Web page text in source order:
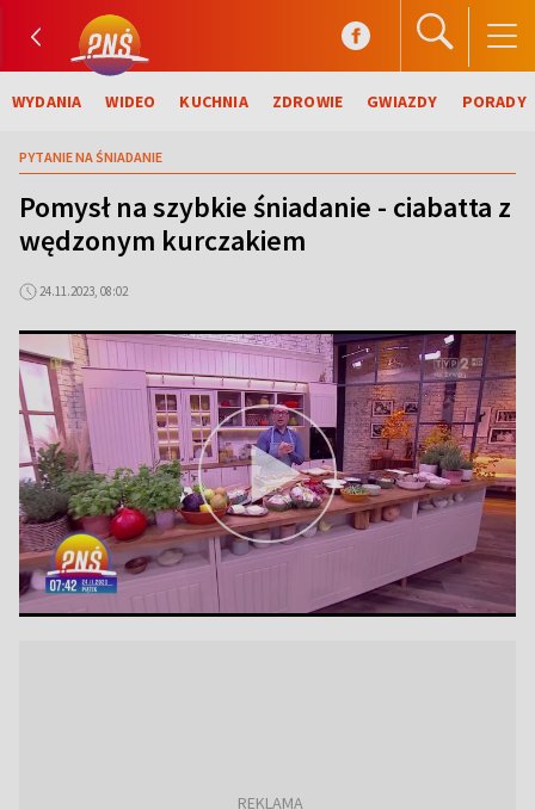
WYDANIA WIDEO KUCHNIA ZDROWIE GWIAZDY PORADY
PYTANIE NA ŚNIADANIE
Pomysł na szybkie śniadanie - ciabatta z
wędzonym kurczakiem
24.11.2023, 08:02